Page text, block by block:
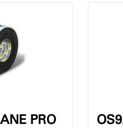
PRO